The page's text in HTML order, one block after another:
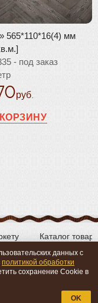
565*110*16(4) мм
- под заказ
руб.
Каталог
данных с
политикой обработки
сохранение Cookie в
OK